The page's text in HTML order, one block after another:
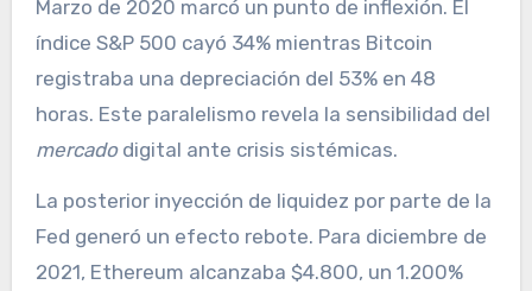
Marzo de 2020 marcó un punto de inflexión. El
índice S&P 500 cayó 34% mientras Bitcoin
registraba una depreciación del 53% en 48
horas. Este paralelismo revela la sensibilidad del
mercadodigital ante crisis sistémicas.
La posterior inyección de liquidez por parte de la
Fed generó un efecto rebote. Para diciembre de
2021, Ethereum alcanzaba $4.800, un 1.200%